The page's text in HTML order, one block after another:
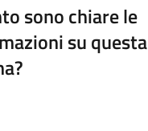
sono chiare le
su questa